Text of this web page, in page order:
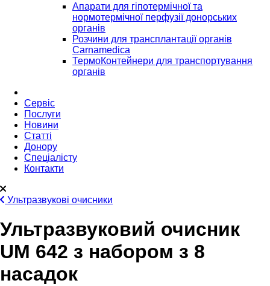
Апарати для гіпотермічної та
нормотермічної перфузії донорських
органів
Розчини для трансплантації органів
Carnamedica
ТермоКонтейнери для транспортування
органів
Сервіс
Послуги
Новини
Статті
Донору
Спеціалісту
Контакти
Ультразвукові очисники
Ультразвуковий очисник
UM 642 з набором з 8
насадок